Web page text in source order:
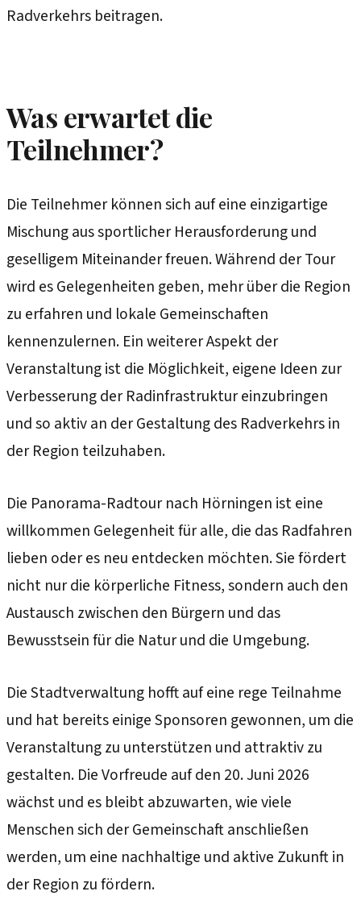
Radverkehrs beitragen.
Was erwartet die
Teilnehmer?
Die Teilnehmer können sich auf eine einzigartige
Mischung aus sportlicher Herausforderung und
geselligem Miteinander freuen. Während der Tour
wird es Gelegenheiten geben, mehr über die Region
zu erfahren und lokale Gemeinschaften
kennenzulernen. Ein weiterer Aspekt der
Veranstaltung ist die Möglichkeit, eigene Ideen zur
Verbesserung der Radinfrastruktur einzubringen
und so aktiv an der Gestaltung des Radverkehrs in
der Region teilzuhaben.
Die Panorama-Radtour nach Hörningen ist eine
willkommen Gelegenheit für alle, die das Radfahren
lieben oder es neu entdecken möchten. Sie fördert
nicht nur die körperliche Fitness, sondern auch den
Austausch zwischen den Bürgern und das
Bewusstsein für die Natur und die Umgebung.
Die Stadtverwaltung hofft auf eine rege Teilnahme
und hat bereits einige Sponsoren gewonnen, um die
Veranstaltung zu unterstützen und attraktiv zu
gestalten. Die Vorfreude auf den 20. Juni 2026
wächst und es bleibt abzuwarten, wie viele
Menschen sich der Gemeinschaft anschließen
werden, um eine nachhaltige und aktive Zukunft in
der Region zu fördern.